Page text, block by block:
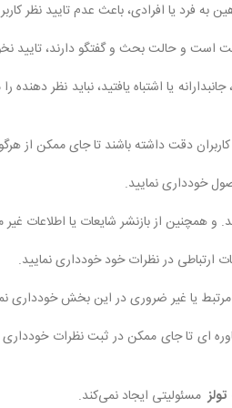
یا اشتباه یافتید، نباید نظر دهنده
ای تا جای ممکن در ثبت نظرات
مسئولیتی ایجاد نمی‌کند.